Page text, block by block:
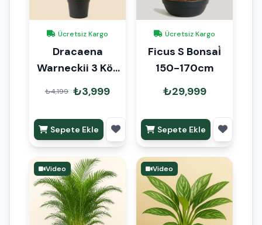
Ücretsiz Kargo
Dracaena
Warneckii 3 Kök
110cm
₺4,199 ₺3,999
Sepete Ekle
Ücretsiz Kargo
Ficus S Bonsai̇
150-170cm
₺29,999
Sepete Ekle
Video Video